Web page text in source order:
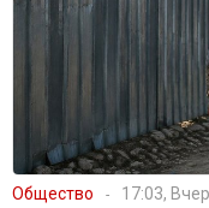
Общество 17:03,